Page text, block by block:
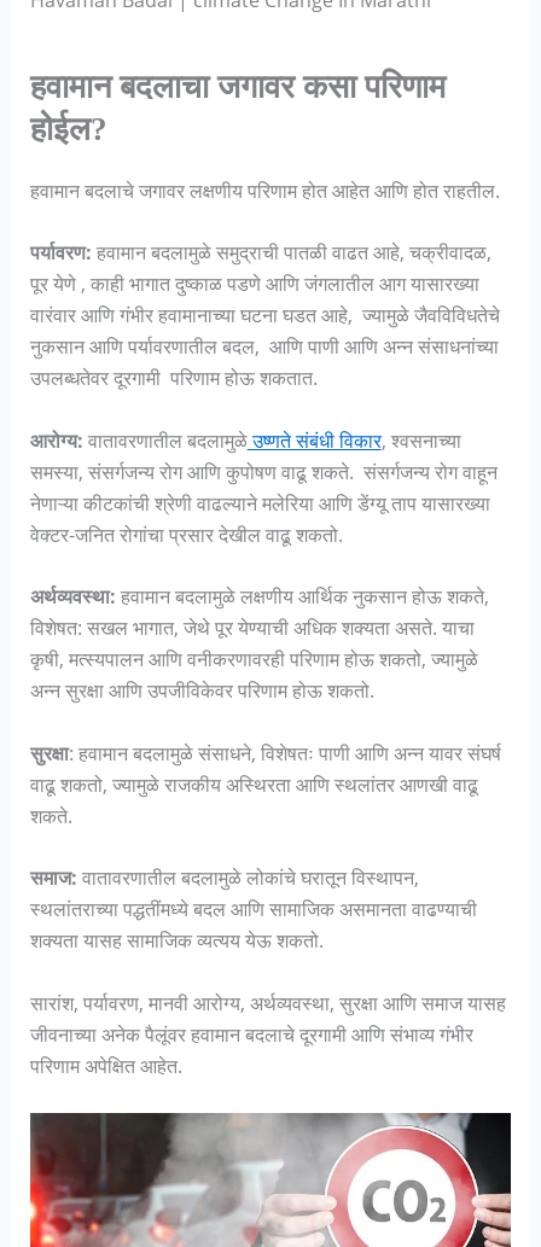
हवामान बदलाचा जगावर कसा परिणाम
होईल?
हवामान बदलाचे जगावर लक्षणीय परिणाम होत आहेत आणि होत राहतील.
पर्यावरण: हवामान बदलामुळे समुद्राची पातळी वाढत आहे, चक्रीवादळ,
पूर येणे , काही भागात दुष्काळ पडणे आणि जंगलातील आग यासारख्या
वारंवार आणि गंभीर हवामानाच्या घटना घडत आहे, ज्यामुळे जैवविविधतेचे
नुकसान आणि पर्यावरणातील बदल, आणि पाणी आणि अन्न संसाधनांच्या
उपलब्धतेवर दूरगामी परिणाम होऊ शकतात.
आरोग्य: वातावरणातील बदलामुळेउष्णते संबंधी विकार, श्वसनाच्या
समस्या, संसर्गजन्य रोग आणि कुपोषण वाढू शकते. संसर्गजन्य रोग वाहून
नेणाऱ्या कीटकांची श्रेणी वाढल्याने मलेरिया आणि डेंग्यू ताप यासारख्या
वेक्टर-जनित रोगांचा प्रसार देखील वाढू शकतो.
अर्थव्यवस्था: हवामान बदलामुळे लक्षणीय आर्थिक नुकसान होऊ शकते,
विशेषत: सखल भागात, जेथे पूर येण्याची अधिक शक्यता असते. याचा
कृषी, मत्स्यपालन आणि वनीकरणावरही परिणाम होऊ शकतो, ज्यामुळे
अन्न सुरक्षा आणि उपजीविकेवर परिणाम होऊ शकतो.
सुरक्षा: हवामान बदलामुळे संसाधने, विशेषतः पाणी आणि अन्न यावर संघर्ष
वाढू शकतो, ज्यामुळे राजकीय अस्थिरता आणि स्थलांतर आणखी वाढू
शकते.
समाज: वातावरणातील बदलामुळे लोकांचे घरातून विस्थापन,
स्थलांतराच्या पद्धतींमध्ये बदल आणि सामाजिक असमानता वाढण्याची
शक्यता यासह सामाजिक व्यत्यय येऊ शकतो.
सारांश, पर्यावरण, मानवी आरोग्य, अर्थव्यवस्था, सुरक्षा आणि समाज यासह
जीवनाच्या अनेक पैलूंवर हवामान बदलाचे दूरगामी आणि संभाव्य गंभीर
परिणाम अपेक्षित आहेत.